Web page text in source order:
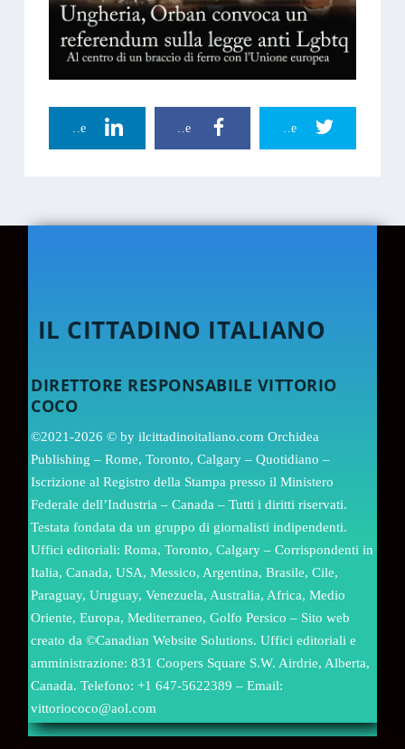
Twitter Share
Facebook Share
IL CITTADINO ITALIANO
DIRETTORE RESPONSABILE VITTORIO
COCO
©2021-2026 © by ilcittadinoitaliano.com Orchidea
Publishing – Rome, Toronto, Calgary – Quotidiano –
Iscrizione al Registro della Stampa presso il Ministero
Federale dell’Industria – Canada – Tutti i diritti riservati.
Testata fondata da un gruppo di giornalisti indipendenti.
Uffici editoriali: Roma, Toronto, Calgary – Corrispondenti in
Italia, Canada, USA, Messico, Argentina, Brasile, Cile,
Paraguay, Uruguay, Venezuela, Australia, Africa, Medio
Oriente, Europa, Mediterraneo, Golfo Persico – Sito web
creato da ©Canadian Website Solutions. Uffici editoriali e
amministrazione: 831 Coopers Square S.W. Airdrie, Alberta,
Canada. Telefono: +1 647-5622389 – Email:
vittoriococo@aol.com